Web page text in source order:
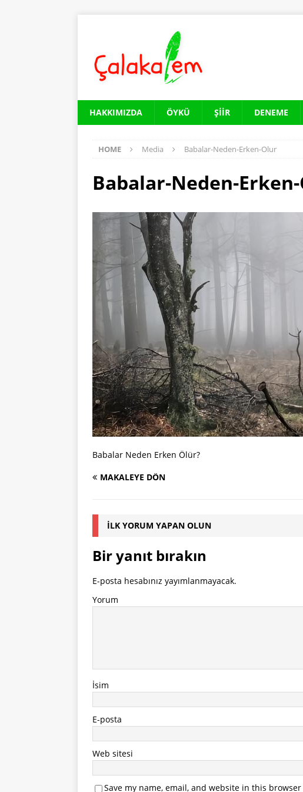
HAKKIMIZDA ÖYKÜ ŞIIR DENEME
HOME Media Babalar-Neden-Erken-Olur
Babalar-Neden-
Babalar Neden Erken Ölür?
MAKALEYE DÖN
İLK YORUM YAPAN OLUN
Bir yanıt bırakın
E-posta hesabınız yayımlanmayacak.
Yorum
İsim
E-posta
Web sitesi
Save my name, email, and website in this